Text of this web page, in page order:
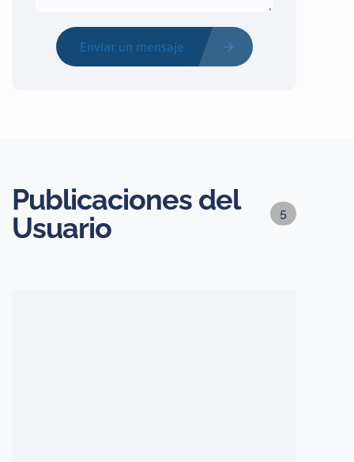
Enviar un mensaje
Publicaciones del
Usuario
5